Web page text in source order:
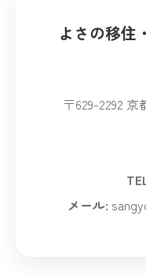
よさの移住
〒629-2292
メール: